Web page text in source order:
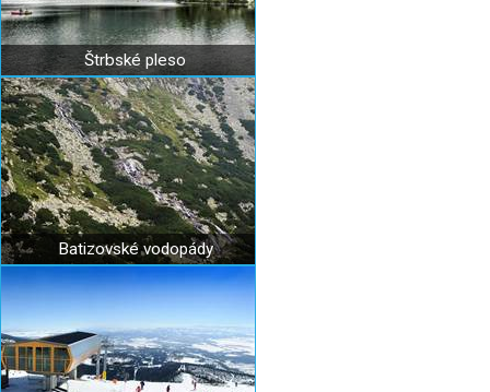
Štrbské pleso
Batizovské vodopády